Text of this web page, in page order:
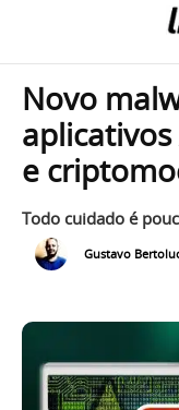
Novo
e
Todo cuidado é
Gustavo